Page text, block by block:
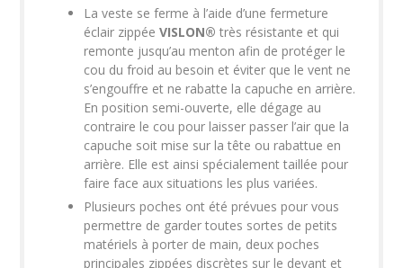
La veste se ferme à l’aide d’une fermeture
éclair zippée VISLON® très résistante et qui
remonte jusqu’au menton afin de protéger le
cou du froid au besoin et éviter que le vent ne
s’engouffre et ne rabatte la capuche en arrière.
En position semi-ouverte, elle dégage au
contraire le cou pour laisser passer l’air que la
capuche soit mise sur la tête ou rabattue en
arrière. Elle est ainsi spécialement taillée pour
faire face aux situations les plus variées.
Plusieurs poches ont été prévues pour vous
permettre de garder toutes sortes de petits
matériels à porter de main, deux poches
principales zippées discrètes sur le devant et